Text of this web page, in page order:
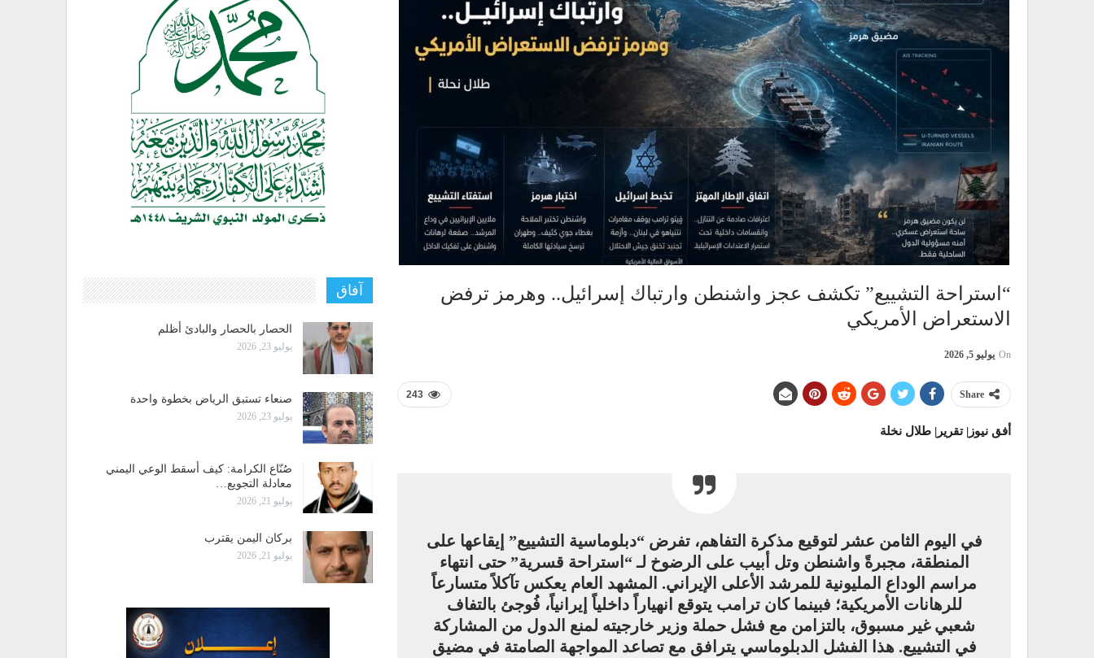
“استراحة التشييع” تكشف عجز واشنطن وارتباك إسرائيل.. وهرمز ترفض
الاستعراض الأمريكي
On يوليو 5, 2026
243 Share
أفق نيوز|تقرير| طلال نخلة
في اليوم الثامن عشر لتوقيع مذكرة التفاهم، تفرض “دبلوماسية التشييع” إيقاعها على
المنطقة، مجبرةً واشنطن وتل أبيب على الرضوخ لـ “استراحة قسرية” حتى انتهاء
مراسم الوداع المليونية للمرشد الأعلى الإيراني. المشهد العام يعكس تآكلاً متسارعاً
للرهانات الأمريكية؛ فبينما كان ترامب يتوقع انهياراً داخلياً إيرانياً، فُوجئ بالتفاف
شعبي غير مسبوق، بالتزامن مع فشل حملة وزير خارجيته لمنع الدول من المشاركة
في التشييع. هذا الفشل الدبلوماسي يترافق مع تصاعد المواجهة الصامتة في مضيق
آفاق
الحصار بالحصار والبادئ أظلم
يوليو 23, 2026
صنعاء تستبق الرياض بخطوة واحدة
يوليو 23, 2026
صُنّاع الكرامة: كيف أسقط الوعي اليمني
معادلة التجويع…
يوليو 21, 2026
بركان اليمن يقترب
يوليو 21, 2026